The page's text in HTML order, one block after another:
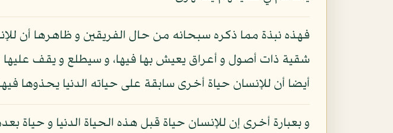
فهذه نبذة مما ذكره سبحانه من حال الفريقين و ظاهرها أن
شقية ذات أصول و أعراق يعيش بها فيها، و سيطلع و يقف عليها
أيضا أن للإنسان حياة أخرى سابقة على حياته الدنيا يحذوها
و بعبارة أخرى إن للإنسان حياة قبل هذه الحياة الدنيا و حياة